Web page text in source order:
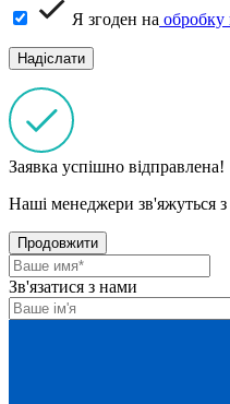
Я згоден на обробку
Заявка успішно відправлена!
Наші менеджери зв'яжуться
Продовжити
Зв'язатися з нами